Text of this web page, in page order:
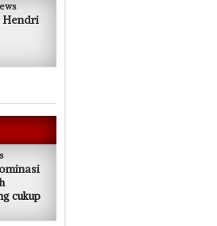
Hendri
cukup